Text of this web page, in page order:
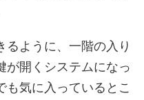
るように、一階の入り
が開くシステムになっ
気に入っているとこ